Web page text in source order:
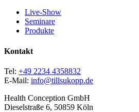
Live-Show
Seminare
Produkte
Kontakt
Tel: +49 2234 4358832
E-Mail: info@tillsukopp.de
Health Conception GmbH
Dieselstraße 6, 50859 Köln